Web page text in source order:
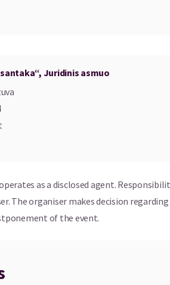
klounados teatro aktoriai:
Veršulis ir Žilvinas Beniušis
Strigunkovas
Juridinis asmuo
as a disclosed agent.
The organiser makes decision
of the event.